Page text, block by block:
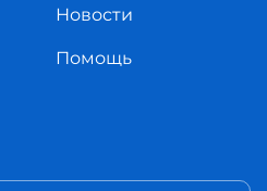
Новости
Помощь